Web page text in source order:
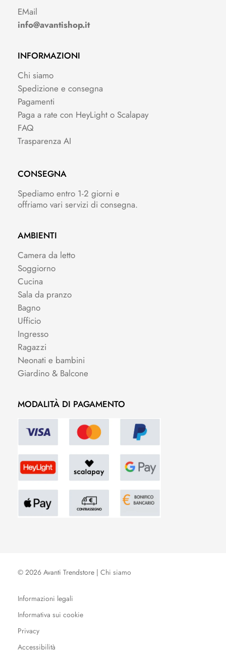
EMail
info@avantishop.it
INFORMAZIONI
Chi siamo
Spedizione e consegna
Pagamenti
Paga a rate con HeyLight o Scalapay
FAQ
Trasparenza AI
CONSEGNA
Spediamo entro 1-2 giorni e
offriamo vari servizi di consegna.
AMBIENTI
Camera da letto
Soggiorno
Cucina
Sala da pranzo
Bagno
Ufficio
Ingresso
Ragazzi
Neonati e bambini
Giardino & Balcone
MODALITÀ DI PAGAMENTO
© 2026 Avanti Trendstore | Chi siamo
Informazioni legali
Informativa sui cookie
Privacy
Accessibilità